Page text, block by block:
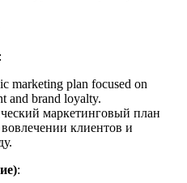
:
marketing plan focused on
and brand loyalty.
маркетинговый план
клиентов и
: